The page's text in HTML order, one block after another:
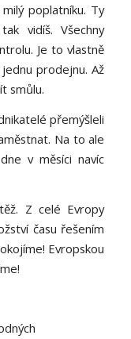
poplatníku. Ty
vidíš. Všechny
Je to vlastně
prodejnu. Až
smůlu.
přemýšleli
Na to ale
v měsíci navíc
Z celé Evropy
času řešením
Evropskou